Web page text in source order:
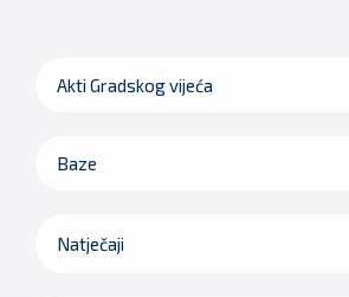
Akti Gradskog vijeća
Baze
Natječaji